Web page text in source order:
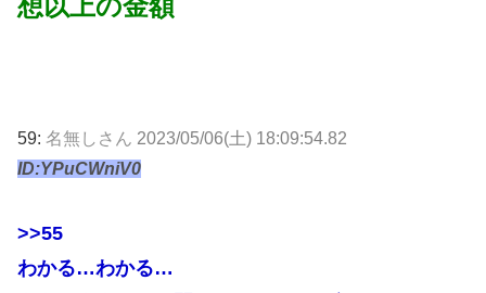
想以上の金額
59: 名無しさん 2023/05/06(土) 18:09:54.82
ID:YPuCWniV0
>>55
わかる…わかる…